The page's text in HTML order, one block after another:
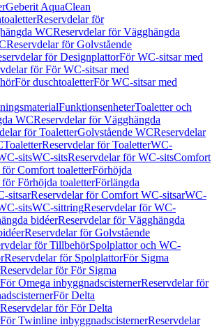
Geberit AquaClean
Reservdelar för
WCReservdelar för Vägghängda
Reservdelar för Golvstående
för DesignplattorFör WC-sitsar med
för För WC-sitsar med
För duschtoaletterFör WC-sitsar med
FunktionsenheterToaletter och
WCReservdelar för Vägghängda
för ToaletterGolvstående WCReservdelar
ToaletterReservdelar för ToaletterWC-
sitsWC-sitsReservdelar för WC-sitsComfort
för Comfort toaletterFörhöjda
Förhöjda toaletterFörlängda
sitsarReservdelar för Comfort WC-sitsarWC-
sitsWC-sittringReservdelar för WC-
bidéerReservdelar för Vägghängda
Reservdelar för Golvstående
för TillbehörSpolplattor och WC-
Reservdelar för SpolplattorFör Sigma
Reservdelar för För Sigma
För Omega inbyggnadscisternerReservdelar för
För Delta
Reservdelar för För Delta
För Twinline inbyggnadscisternerReservdelar